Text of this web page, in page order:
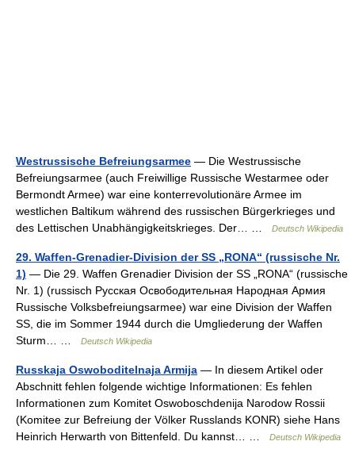
Westrussische Befreiungsarmee — Die Westrussische
Befreiungsarmee (auch Freiwillige Russische Westarmee oder
Bermondt Armee) war eine konterrevolutionäre Armee im
westlichen Baltikum während des russischen Bürgerkrieges und
des Lettischen Unabhängigkeitskrieges. Der… …
Deutsch Wikipedia
29. Waffen-Grenadier-Division der SS „RONA“ (russische Nr.
1) — Die 29. Waffen Grenadier Division der SS „RONA“ (russische
Nr. 1) (russisch Русская Освободительная Народная Армия
Russische Volksbefreiungsarmee) war eine Division der Waffen
SS, die im Sommer 1944 durch die Umgliederung der Waffen
Sturm… …
Deutsch Wikipedia
Russkaja Oswoboditelnaja Armija — In diesem Artikel oder
Abschnitt fehlen folgende wichtige Informationen: Es fehlen
Informationen zum Komitet Oswoboschdenija Narodow Rossii
(Komitee zur Befreiung der Völker Russlands KONR) siehe Hans
Heinrich Herwarth von Bittenfeld. Du kannst… …
Deutsch Wikipedia